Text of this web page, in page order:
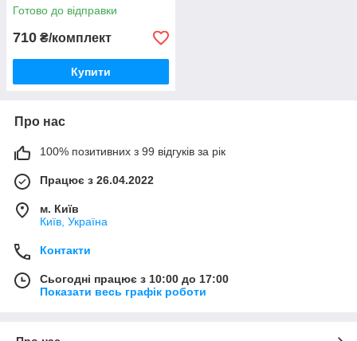
комплект з логотипом 8
одиниць
Готово до відправки
710 ₴/комплект
Купити
Про нас
100% позитивних з 99 відгуків за рік
Працює з 26.04.2022
м. Київ
Київ, Україна
Контакти
Сьогодні працює з 10:00 до 17:00
Показати весь графік роботи